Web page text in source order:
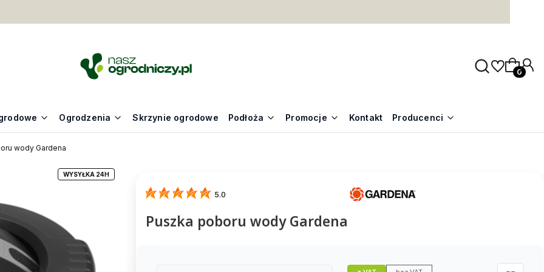
Ogrodzenia Skrzynie ogrodowe Podłoża Promocje Kontakt Producenci
wody Gardena
WYSYŁKA 24H
5.0
Puszka poboru wody Gardena